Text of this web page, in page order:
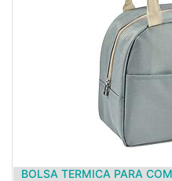
BOLSA TERMICA PARA